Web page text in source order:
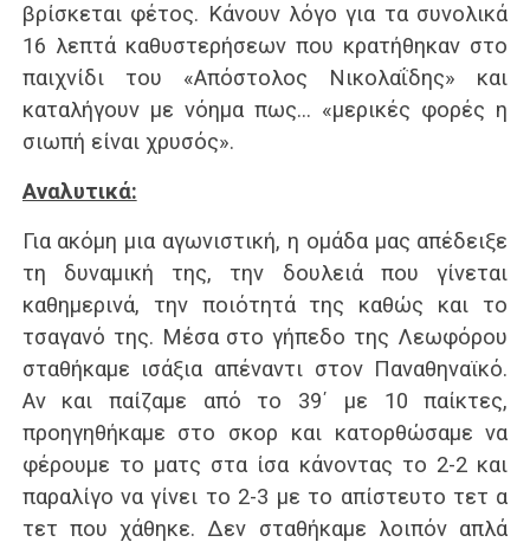
βρίσκεται φέτος. Κάνουν λόγο για τα συνολικά
16 λεπτά καθυστερήσεων που κρατήθηκαν στο
παιχνίδι του «Απόστολος Νικολαΐδης» και
καταλήγουν με νόημα πως… «μερικές φορές η
σιωπή είναι χρυσός».
Αναλυτικά:
Για ακόμη μια αγωνιστική, η ομάδα μας απέδειξε
τη δυναμική της, την δουλειά που γίνεται
καθημερινά, την ποιότητά της καθώς και το
τσαγανό της. Μέσα στο γήπεδο της Λεωφόρου
σταθήκαμε ισάξια απέναντι στον Παναθηναϊκό.
Αν και παίζαμε από το 39΄ με 10 παίκτες,
προηγηθήκαμε στο σκορ και κατορθώσαμε να
φέρουμε το ματς στα ίσα κάνοντας το 2-2 και
παραλίγο να γίνει το 2-3 με το απίστευτο τετ α
τετ που χάθηκε. Δεν σταθήκαμε λοιπόν απλά